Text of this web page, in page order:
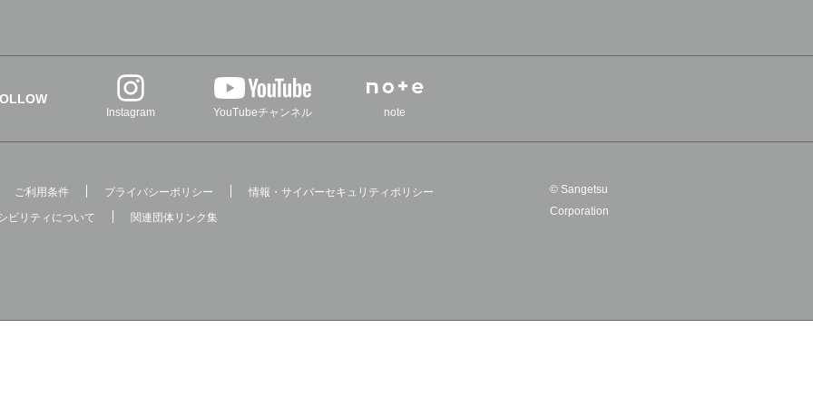
Instagram YouTubeチャンネル note
ご利用条件 プライバシーポリシー
情報・サイバーセキュリティポリシー
ビリティについて
関連団体リンク集
© Sangetsu
Corporation